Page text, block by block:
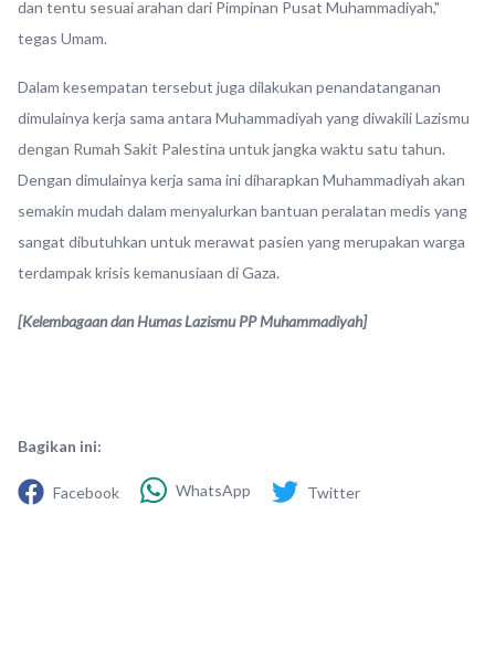
dan tentu sesuai arahan dari Pimpinan Pusat Muhammadiyah,"
tegas Umam.
Dalam kesempatan tersebut juga dilakukan penandatanganan
dimulainya kerja sama antara Muhammadiyah yang diwakili Lazismu
dengan Rumah Sakit Palestina untuk jangka waktu satu tahun.
Dengan dimulainya kerja sama ini diharapkan Muhammadiyah akan
semakin mudah dalam menyalurkan bantuan peralatan medis yang
sangat dibutuhkan untuk merawat pasien yang merupakan warga
terdampak krisis kemanusiaan di Gaza.
[Kelembagaan dan Humas Lazismu PP Muhammadiyah]
Bagikan ini:
Facebook WhatsApp Twitter